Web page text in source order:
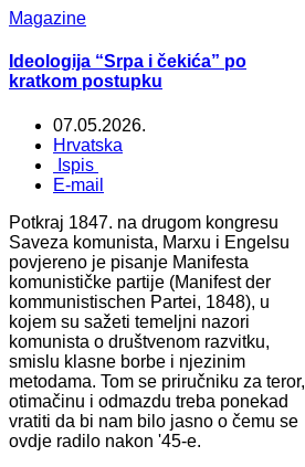
Magazine
Ideologija “Srpa i čekića” po
kratkom postupku
07.05.2026.
Hrvatska
Ispis
E-mail
Potkraj 1847. na drugom kongresu
Saveza komunista, Marxu i Engelsu
povjereno je pisanje Manifesta
komunističke partije (Manifest der
kommunistischen Partei, 1848), u
kojem su sažeti temeljni nazori
komunista o društvenom razvitku,
smislu klasne borbe i njezinim
metodama. Tom se priručniku za teror,
otimačinu i odmazdu treba ponekad
vratiti da bi nam bilo jasno o čemu se
ovdje radilo nakon '45-e.